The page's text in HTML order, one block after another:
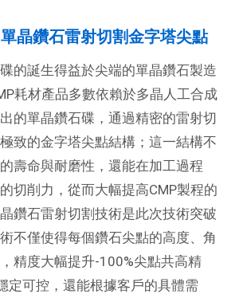
晶鑽石雷射切割金字塔尖點
的誕生得益於尖端的單晶鑽石製造
耗材產品多數依賴於多晶人工合成
的單晶鑽石碟，通過精密的雷射切
致的金字塔尖點結構；這一結構不
壽命與耐磨性，還能在加工過程
切削力，從而大幅提高CMP製程的
鑽石雷射切割技術是此次技術突破
不僅使得每個鑽石尖點的高度、角
精度大幅提升-100%尖點共高精
定可控，還能根據客戶的具體需